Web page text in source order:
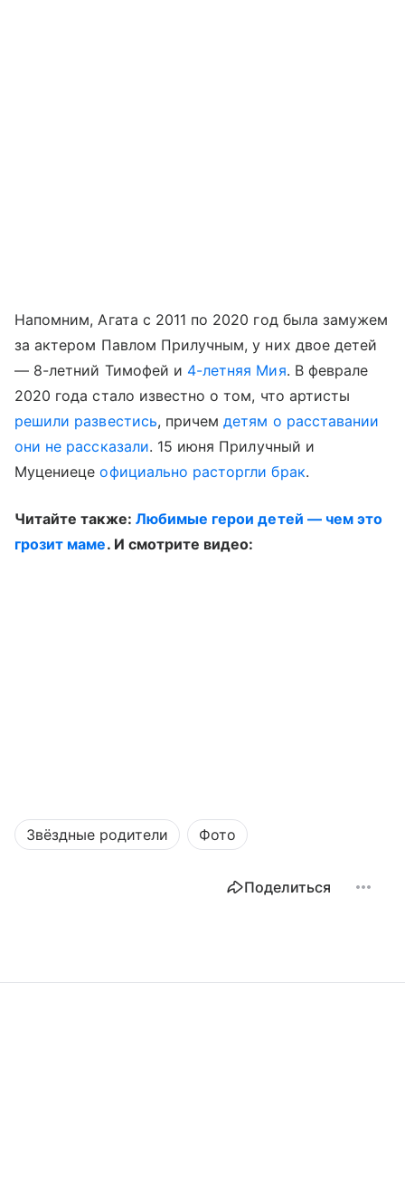
Напомним, Агата с 2011 по 2020 год была замужем
за актером Павлом Прилучным, у них двое детей
— 8-летний Тимофей и 4-летняя Мия. В феврале
2020 года стало известно о том, что артисты
решили развестись, причемдетям о расставании
они не рассказали. 15 июня Прилучный и
Муцениецеофициально расторгли брак.
Читайте также: Любимые герои детей — чем это
грозит маме. И смотрите видео:
Звёздные родители Фото
Поделиться